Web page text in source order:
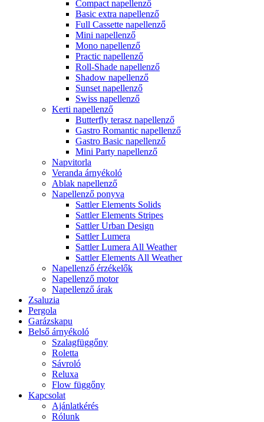
Compact napellenző
Basic extra napellenző
Full Cassette napellenző
Mini napellenző
Mono napellenző
Practic napellenző
Roll-Shade napellenző
Shadow napellenző
Sunset napellenző
Swiss napellenző
Kerti napellenző
Butterfly terasz napellenző
Gastro Romantic napellenző
Gastro Basic napellenző
Mini Party napellenző
Napvitorla
Veranda árnyékoló
Ablak napellenző
Napellenző ponyva
Sattler Elements Solids
Sattler Elements Stripes
Sattler Urban Design
Sattler Lumera
Sattler Lumera All Weather
Sattler Elements All Weather
Napellenző érzékelők
Napellenző motor
Napellenző árak
Zsaluzia
Pergola
Garázskapu
Belső árnyékoló
Szalagfüggőny
Roletta
Sávroló
Reluxa
Flow függőny
Kapcsolat
Ajánlatkérés
Rólunk